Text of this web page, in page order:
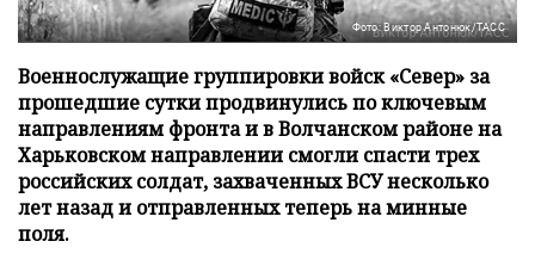
Фото: Виктор Антонюк/ТАСС
Военнослужащие группировки войск «Север» за
прошедшие сутки продвинулись по ключевым
направлениям фронта и в Волчанском районе на
Харьковском направлении смогли спасти трех
российских солдат, захваченных ВСУ несколько
лет назад и отправленных теперь на минные
поля.